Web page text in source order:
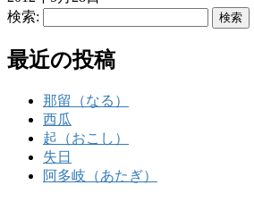
検索:
最近の投稿
那留（なる）
西瓜
起（おこし）
失日
阿多岐（あたぎ）